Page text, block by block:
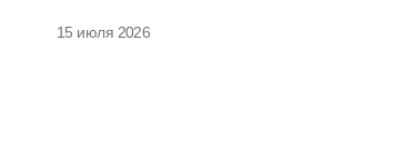
15 июля 2026